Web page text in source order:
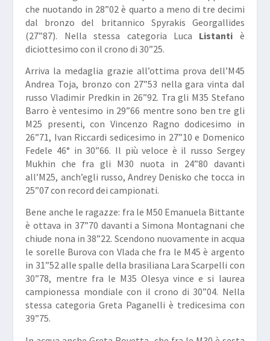
che nuotando in 28”02 è quarto a meno di tre decimi
dal bronzo del britannico Spyrakis Georgallides
(27”87). Nella stessa categoria Luca Listanti è
diciottesimo con il crono di 30”25.
Arriva la medaglia grazie all’ottima prova dell’M45
Andrea Toja, bronzo con 27”53 nella gara vinta dal
russo Vladimir Predkin in 26”92. Tra gli M35 Stefano
Barro è ventesimo in 29”66 mentre sono ben tre gli
M25 presenti, con Vincenzo Ragno dodicesimo in
26”71, Ivan Riccardi sedicesimo in 27”10 e Domenico
Fedele 46° in 30”66. Il più veloce è il russo Sergey
Mukhin che fra gli M30 nuota in 24”80 davanti
all’M25, anch’egli russo, Andrey Denisko che tocca in
25”07 con record dei campionati.
Bene anche le ragazze: fra le M50 Emanuela Bittante
è ottava in 37”70 davanti a Simona Montagnani che
chiude nona in 38”22. Scendono nuovamente in acqua
le sorelle Burova con Vlada che fra le M45 è argento
in 31”52 alle spalle della brasiliana LaraScarpelli con
30”78, mentre fra le M35 Olesya vince e si laurea
campionessa mondiale con il crono di 30”04. Nella
stessa categoria Greta Paganelli è tredicesima con
39”75.